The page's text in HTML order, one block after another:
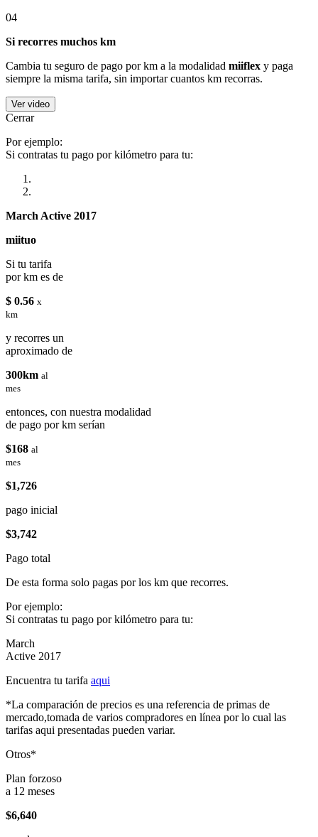
04
Si recorres muchos km
Cambia tu seguro de pago por km a la modalidad miiflex y paga
siempre la misma tarifa, sin importar cuantos km recorras.
Ver video
Cerrar
Por ejemplo:
Si contratas tu pago por kilómetro para tu:
March Active 2017
miituo
Si tu tarifa
por km es de
$ 0.56 x
km
y recorres un
aproximado de
300km al
mes
entonces, con nuestra modalidad
de pago por km serían
$168 al
mes
$1,726
pago inicial
$3,742
Pago total
De esta forma solo pagas por los km que recorres.
Por ejemplo:
Si contratas tu pago por kilómetro para tu:
March
Active 2017
Encuentra tu tarifa aqui
*La comparación de precios es una referencia de primas de
mercado,tomada de varios compradores en línea por lo cual las
tarifas aqui presentadas pueden variar.
Otros*
Plan forzoso
a 12 meses
$6,640